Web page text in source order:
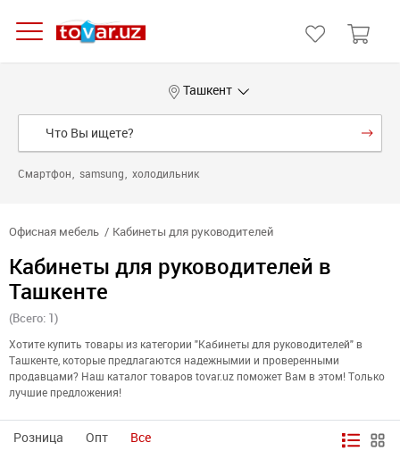
Ташкент
Смартфон samsung холодильник
Офисная мебель Кабинеты для руководителей
Кабинеты для руководителей в
Ташкенте
(Всего: 1)
Хотите купить товары из категории "Кабинеты для руководителей" в
Ташкенте, которые предлагаются надежнымии и проверенными
продавцами? Наш каталог товаров tovar.uz поможет Вам в этом! Только
лучшие предложения!
Розница Опт Все